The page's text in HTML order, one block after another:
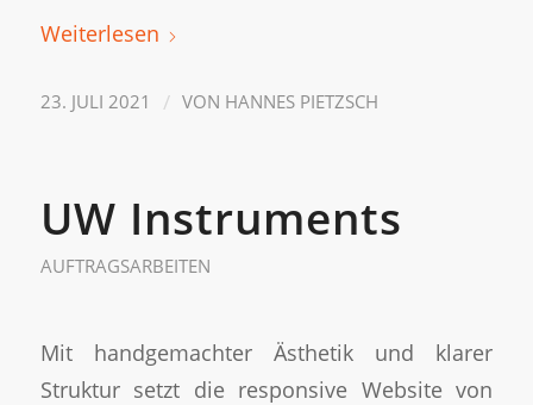
Weiterlesen
23. JULI 2021 / VON HANNES PIETZSCH
UW Instruments
AUFTRAGSARBEITEN
Mit handgemachter Ästhetik und klarer
Struktur setzt die responsive Website von